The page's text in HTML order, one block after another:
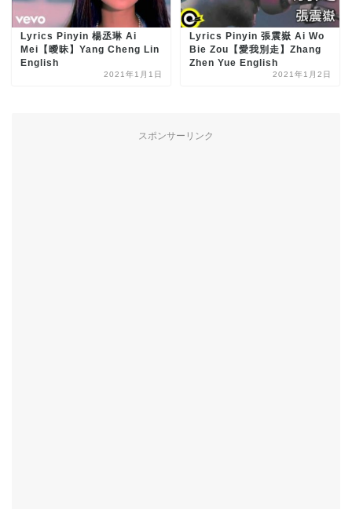
Lyrics Pinyin 楊丞琳 Ai
Mei【曖昧】Yang Cheng Lin
English
2021年1月1日
Lyrics Pinyin 張震嶽 Ai Wo
Bie Zou【愛我別走】Zhang
Zhen Yue English
2021年1月2日
スポンサーリンク